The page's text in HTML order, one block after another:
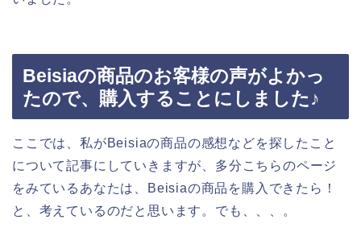
Beisiaの商品のお客様の声がよかっ
たので、購入することにしました♪
ここでは、私がBeisiaの商品の感想などを探したこと
について記事にしていきますが、多分こちらのページ
をみているあなたは、Beisiaの商品を購入できたら！
と、考えているのだと思います。でも、、、。